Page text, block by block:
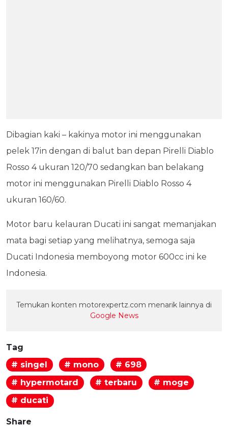
Dibagian kaki – kakinya motor ini menggunakan
pelek 17in dengan di balut ban depan Pirelli Diablo
Rosso 4 ukuran 120/70 sedangkan ban belakang
motor ini menggunakan Pirelli Diablo Rosso 4
ukuran 160/60.
Motor baru kelauran Ducati ini sangat memanjakan
mata bagi setiap yang melihatnya, semoga saja
Ducati Indonesia memboyong motor 600cc ini ke
Indonesia.
Temukan konten motorexpertz.com menarik lainnya di
Google News
Tag
# singel
# mono
# 698
# hypermotard
# terbaru
# moge
# ducati
Share